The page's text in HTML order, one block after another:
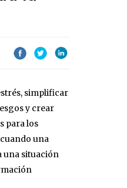
simplificar
y crear
para los
una
una situación